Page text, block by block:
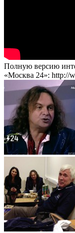
Полную версию
«Москва 24»: http://